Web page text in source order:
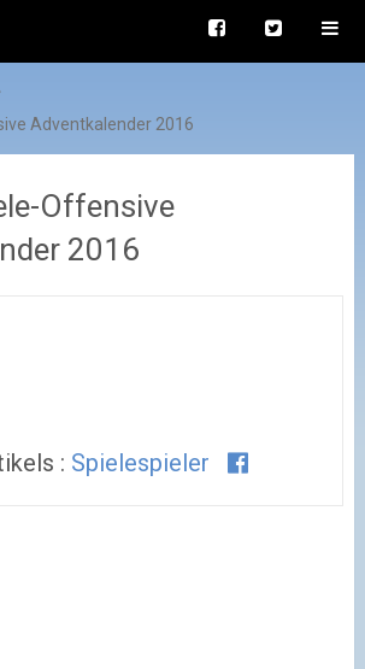
Adventkalender 2016
Offensive
2016
: Spielespieler